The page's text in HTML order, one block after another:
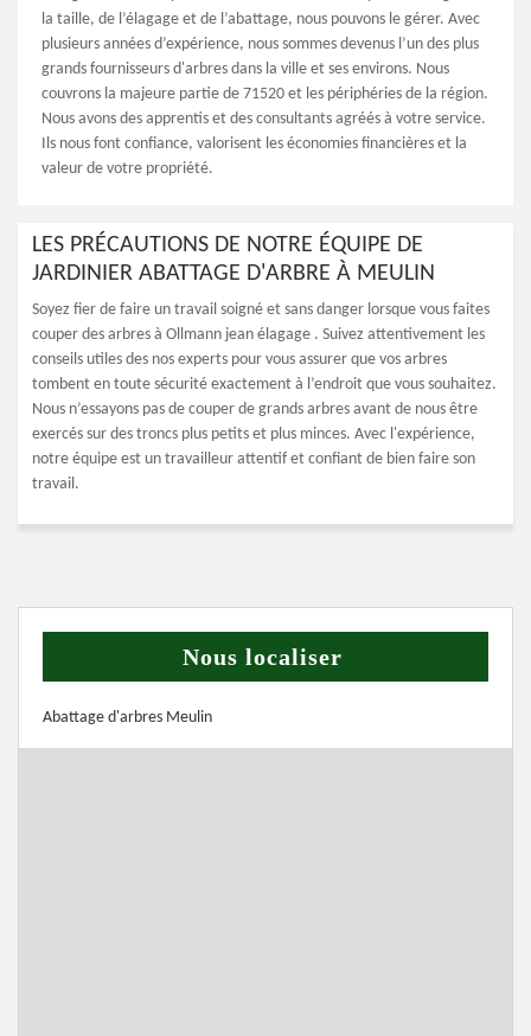
la taille, de l’élagage et de l’abattage, nous pouvons le gérer. Avec
plusieurs années d’expérience, nous sommes devenus l’un des plus
grands fournisseurs d'arbres dans la ville et ses environs. Nous
couvrons la majeure partie de 71520 et les périphéries de la région.
Nous avons des apprentis et des consultants agréés à votre service.
Ils nous font confiance, valorisent les économies financières et la
valeur de votre propriété.
LES PRÉCAUTIONS DE NOTRE ÉQUIPE DE
JARDINIER ABATTAGE D'ARBRE À MEULIN
Soyez fier de faire un travail soigné et sans danger lorsque vous faites
couper des arbres à Ollmann jean élagage . Suivez attentivement les
conseils utiles des nos experts pour vous assurer que vos arbres
tombent en toute sécurité exactement à l’endroit que vous souhaitez.
Nous n’essayons pas de couper de grands arbres avant de nous être
exercés sur des troncs plus petits et plus minces. Avec l'expérience,
notre équipe est un travailleur attentif et confiant de bien faire son
travail.
Nous localiser
Abattage d'arbres Meulin